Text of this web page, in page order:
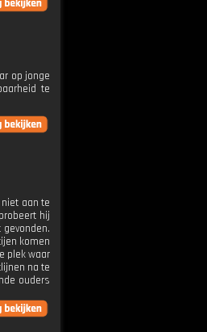
op jonge
te
aan te
hij
komen
plek waar
na te
ouders